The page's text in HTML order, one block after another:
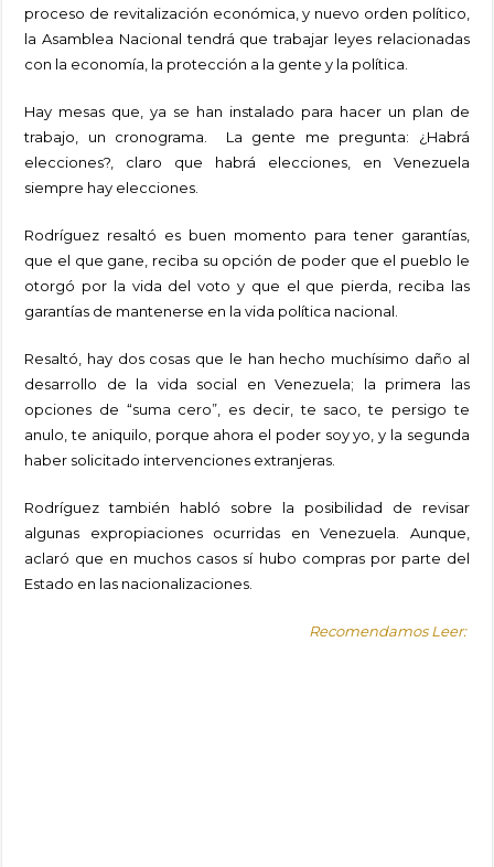
proceso de revitalización económica, y nuevo orden político,
la Asamblea Nacional tendrá que trabajar leyes relacionadas
con la economía, la protección a la gente y la política.
Hay mesas que, ya se han instalado para hacer un plan de
trabajo, un cronograma. La gente me pregunta: ¿Habrá
elecciones?, claro que habrá elecciones, en Venezuela
siempre hay elecciones.
Rodríguez resaltó es buen momento para tener garantías,
que el que gane, reciba su opción de poder que el pueblo le
otorgó por la vida del voto y que el que pierda, reciba las
garantías de mantenerse en la vida política nacional.
Resaltó, hay dos cosas que le han hecho muchísimo daño al
desarrollo de la vida social en Venezuela; la primera las
opciones de “suma cero”, es decir, te saco, te persigo te
anulo, te aniquilo, porque ahora el poder soy yo, y la segunda
haber solicitado intervenciones extranjeras.
Rodríguez también habló sobre la posibilidad de revisar
algunas expropiaciones ocurridas en Venezuela. Aunque,
aclaró que en muchos casos sí hubo compras por parte del
Estado en las nacionalizaciones.
Recomendamos Leer: